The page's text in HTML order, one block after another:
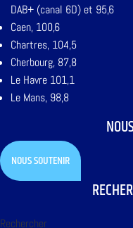
DAB+ (canal 6D) et 95,6
Caen, 100,6
Chartres, 104,5
Cherbourg, 87,8
Le Havre 101,1
Le Mans, 98,8
NOUS SOUTENIR
Rechercher